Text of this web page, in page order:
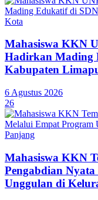
Mahasiswa KKN
Hadirkan Mading
Kabupaten
6 Agustus 2026
26
Mahasiswa KKN
Pengabdian
Unggulan di